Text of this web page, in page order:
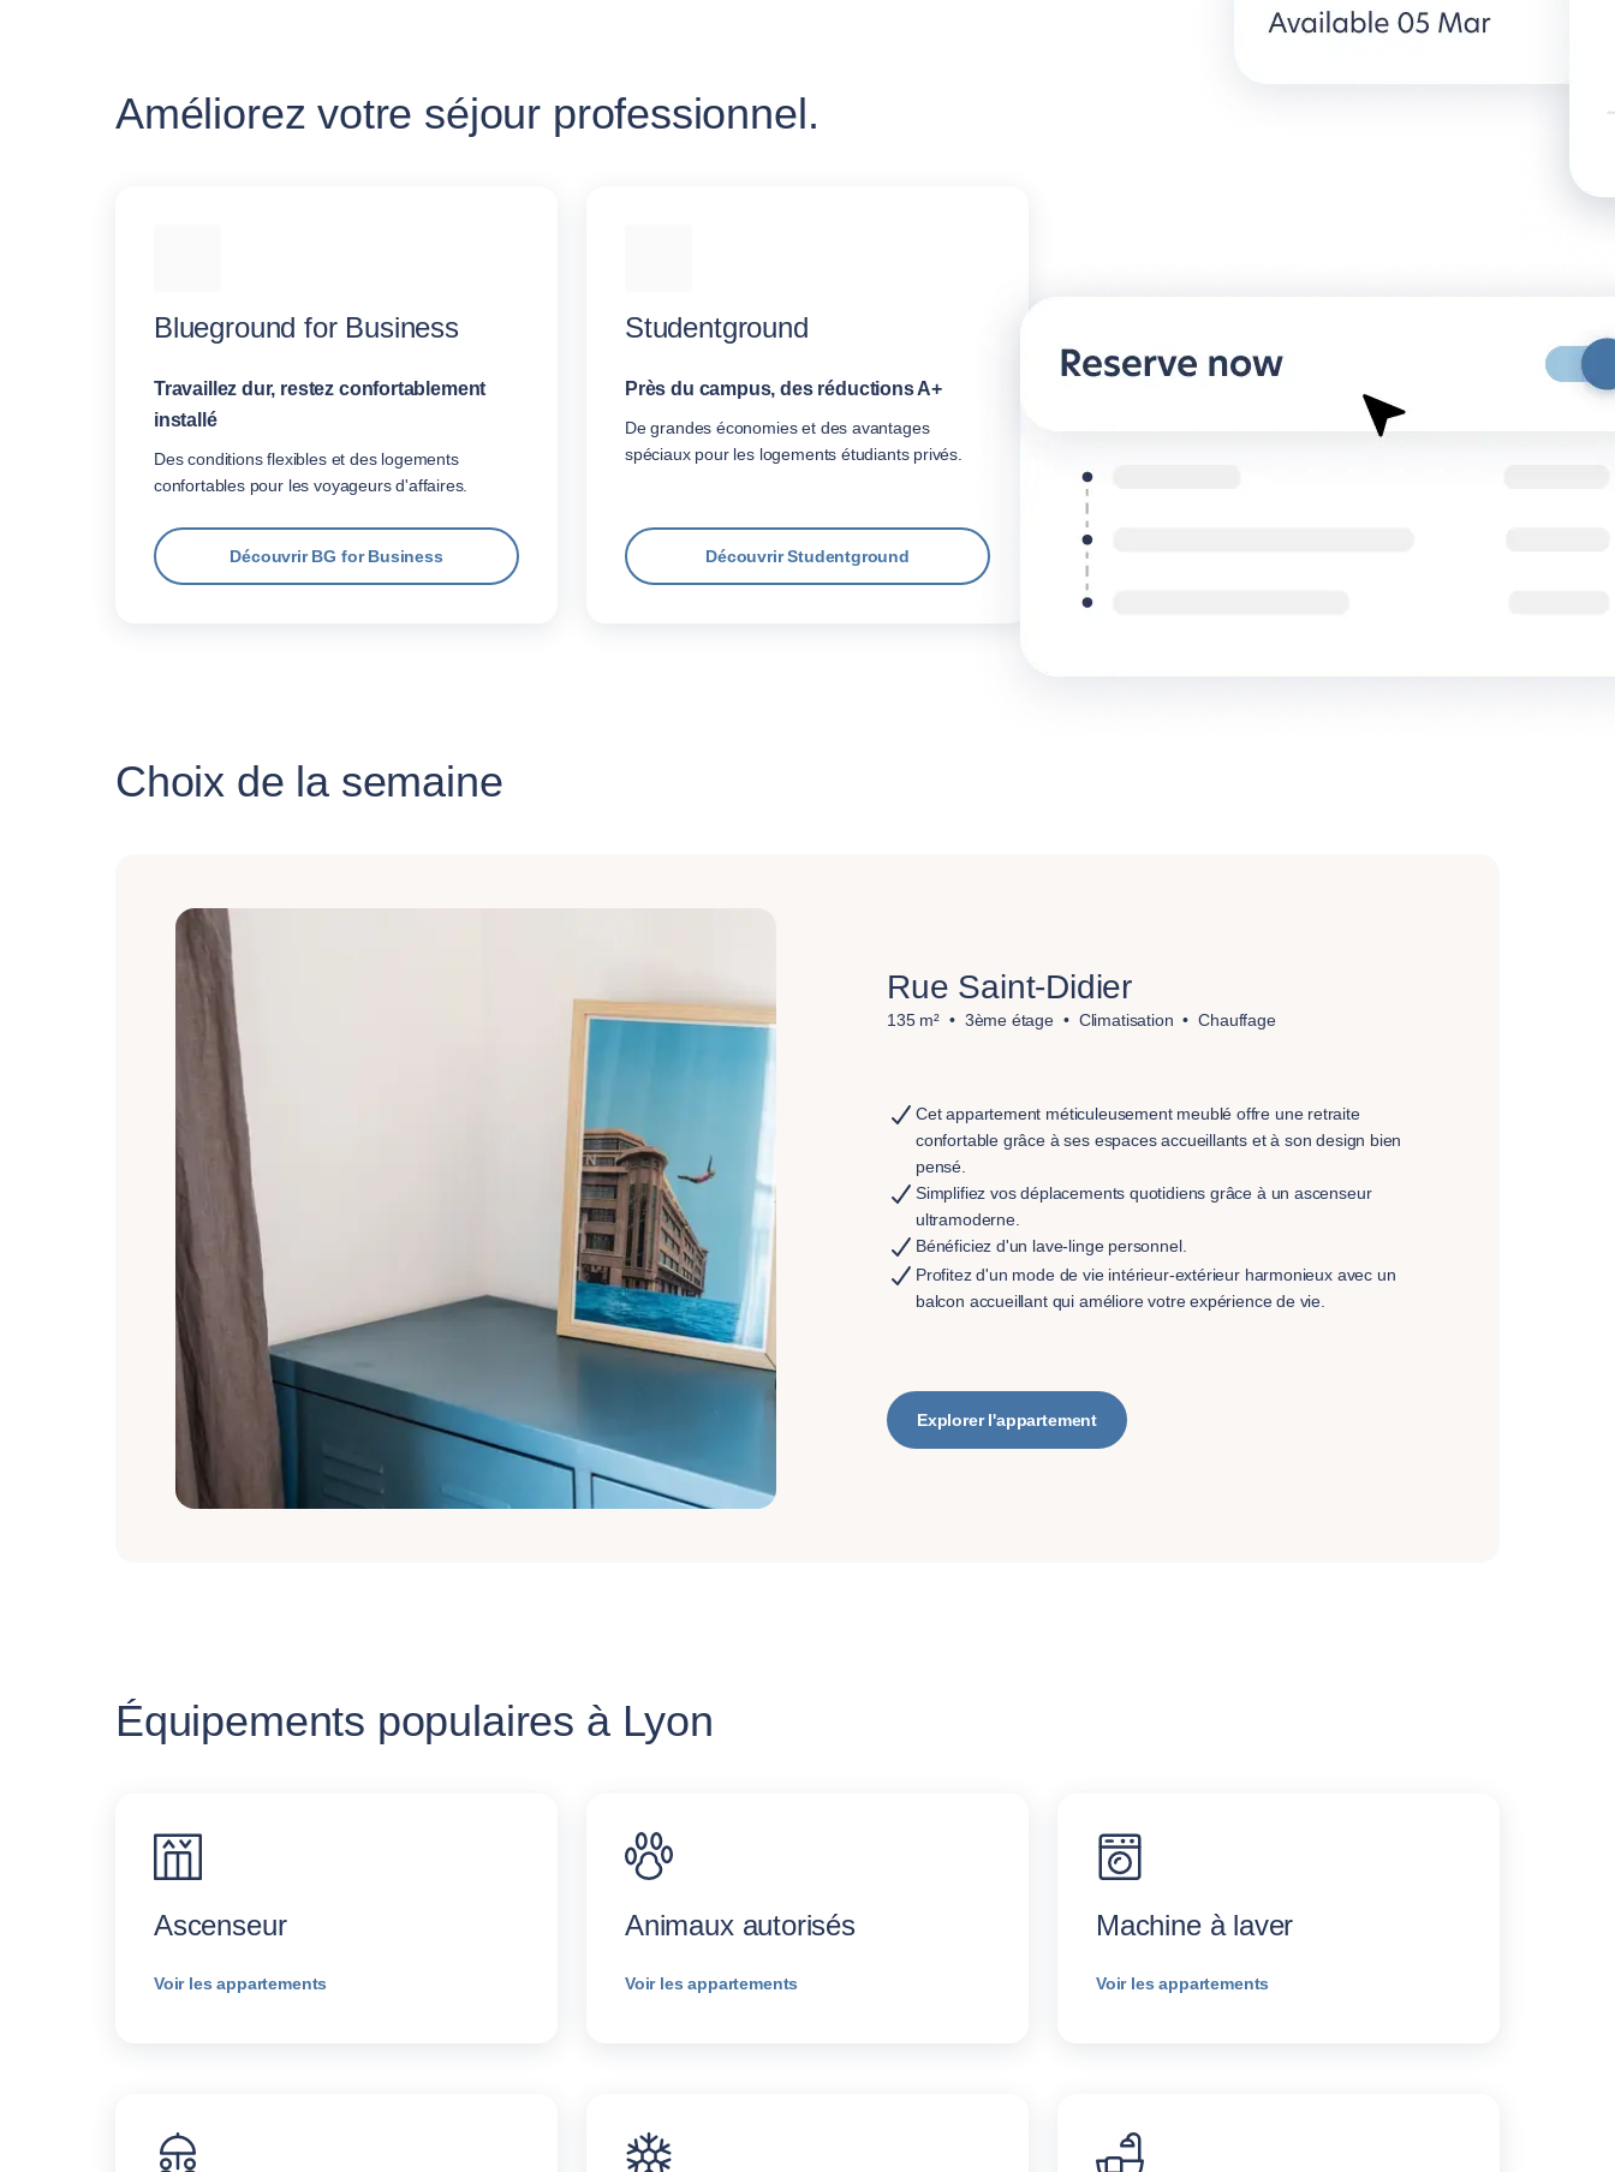
Améliorez votre séjour professionnel.
Blueground for Business
Travaillez dur, restez confortablement
installé
Des conditions flexibles et des logements
confortables pour les voyageurs d'affaires.
Découvrir BG for Business
Studentground
Près du campus, des réductions A+
De grandes économies et des avantages
spéciaux pour les logements étudiants privés.
Découvrir Studentground
Choix de la semaine
Rue Saint-Didier
135 m² 3ème étage Climatisation Chauffage
Cet appartement méticuleusement meublé offre une retraite
confortable grâce à ses espaces accueillants et à son design bien
pensé.
Simplifiez vos déplacements quotidiens grâce à un ascenseur
ultramoderne.
Bénéficiez d'un lave-linge personnel.
Profitez d'un mode de vie intérieur-extérieur harmonieux avec un
balcon accueillant qui améliore votre expérience de vie.
Explorer l'appartement
Équipements populaires à Lyon
Ascenseur
Voir les appartements
Animaux autorisés
Voir les appartements
Machine à laver
Voir les appartements